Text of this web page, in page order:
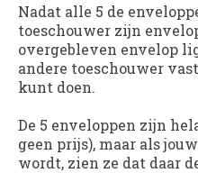
Nadat alle 5 de
toeschouwer zijn
overgebleven envelop
andere toeschouwer
kunt doen.
De 5 enveloppen zijn
geen prijs), maar als
wordt, zien ze dat daar